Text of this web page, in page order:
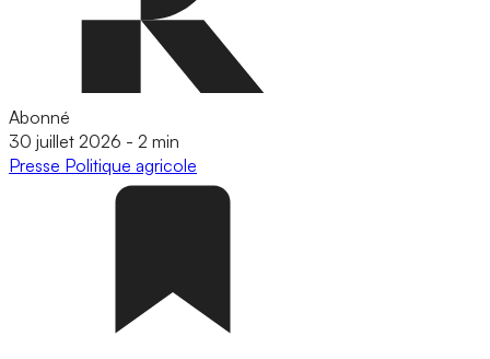
Abonné
30 juillet 2026 - 2 min
Presse Politique agricole